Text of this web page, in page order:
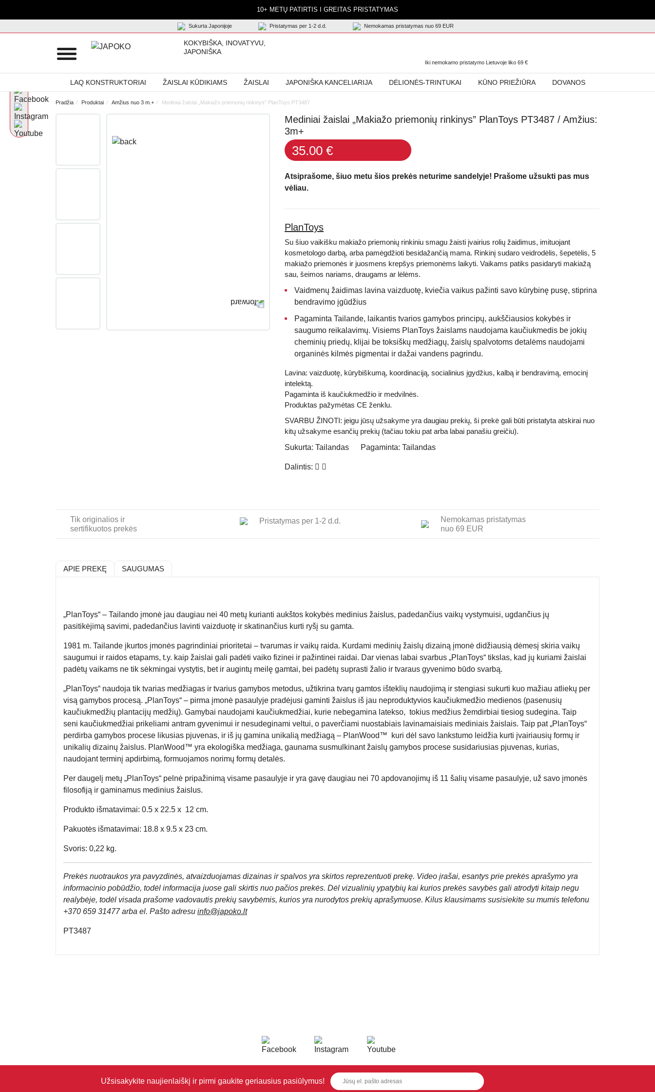
10+ METŲ PATIRTIS I GREITAS PRISTATYMAS
Sukurta Japonijoje Pristatymas per 1-2 d.d. Nemokamas pristatymas nuo 69 EUR
KOKYBIŠKA, INOVATYVU,
JAPONIŠKA
Iki nemokamo pristatymo Lietuvoje liko 69 €
LAQ KONSTRUKTORIAI ŽAISLAI KŪDIKIAMS ŽAISLAI JAPONIŠKA KANCELIARIJA DĖLIONĖS-TRINTUKAI KŪNO PRIEŽIŪRA DOVANOS
Pradžia Produktai Amžius nuo 3 m.+ Mediniai žaislai „Makiažo priemonių rinkinys” PlanToys PT3487
Mediniai žaislai „Makiažo priemonių rinkinys” PlanToys PT3487 / Amžius:
3m+
35.00 €
Atsiprašome, šiuo metu šios prekės neturime sandelyje! Prašome užsukti pas mus
vėliau.
PlanToys
Su šiuo vaikišku makiažo priemonių rinkiniu smagu žaisti įvairius rolių žaidimus, imituojant
kosmetologo darbą, arba pamėgdžioti besidažančią mama. Rinkinį sudaro veidrodėlis, šepetėlis, 5
makiažo priemonės ir juosmens krepšys priemonėms laikyti. Vaikams patiks pasidaryti makiažą
sau, šeimos nariams, draugams ar lėlėms.
Vaidmenų žaidimas lavina vaizduotę, kviečia vaikus pažinti savo kūrybinę pusę, stiprina
bendravimo įgūdžius
Pagaminta Tailande, laikantis tvarios gamybos principų, aukščiausios kokybės ir
saugumo reikalavimų. Visiems PlanToys žaislams naudojama kaučiukmedis be jokių
cheminių priedų, klijai be toksiškų medžiagų, žaislų spalvotoms detalėms naudojami
organinės kilmės pigmentai ir dažai vandens pagrindu.
Lavina: vaizduotę, kūrybiškumą, koordinaciją, socialinius įgydžius, kalbą ir bendravimą, emocinį
intelektą.
Pagaminta iš kaučiukmedžio ir medvilnės.
Produktas pažymėtas CE ženklu.
SVARBU ŽINOTI: jeigu jūsų užsakyme yra daugiau prekių, ši prekė gali būti pristatyta atskirai nuo
kitų užsakyme esančių prekių (tačiau tokiu pat arba labai panašiu greičiu).
Sukurta: Tailandas Pagaminta: Tailandas
Dalintis:
Tik originalios ir
sertifikuotos prekės
Pristatymas per 1-2 d.d.
Nemokamas pristatymas
nuo 69 EUR
APIE PREKĘ SAUGUMAS
„PlanToys“ – Tailando įmonė jau daugiau nei 40 metų kurianti aukštos kokybės medinius žaislus, padedančius vaikų vystymuisi, ugdančius jų
pasitikėjimą savimi, padedančius lavinti vaizduotę ir skatinančius kurti ryšį su gamta.
1981 m. Tailande įkurtos įmonės pagrindiniai prioritetai – tvarumas ir vaikų raida. Kurdami medinių žaislų dizainą įmonė didžiausią dėmesį skiria vaikų
saugumui ir raidos etapams, t.y. kaip žaislai gali padėti vaiko fizinei ir pažintinei raidai. Dar vienas labai svarbus „PlanToys“ tikslas, kad jų kuriami žaislai
padėtų vaikams ne tik sėkmingai vystytis, bet ir augintų meilę gamtai, bei padėtų suprasti žalio ir tvaraus gyvenimo būdo svarbą.
„PlanToys“ naudoja tik tvarias medžiagas ir tvarius gamybos metodus, užtikrina tvarų gamtos išteklių naudojimą ir stengiasi sukurti kuo mažiau atliekų per
visą gamybos procesą. „PlanToys“ – pirma įmonė pasaulyje pradėjusi gaminti žaislus iš jau neproduktyvios kaučiukmedžio medienos (pasenusių
kaučiukmedžių plantacijų medžių). Gamybai naudojami kaučiukmedžiai, kurie nebegamina latekso, tokius medžius žemdirbiai tiesiog sudegina. Taip
seni kaučiukmedžiai prikeliami antram gyvenimui ir nesudeginami veltui, o paverčiami nuostabiais lavinamaisiais mediniais žaislais. Taip pat „PlanToys“
perdirba gamybos procese likusias pjuvenas, ir iš jų gamina unikalią medžiagą – PlanWood™ kuri dėl savo lankstumo leidžia kurti įvairiausių formų ir
unikalių dizainų žaislus. PlanWood™ yra ekologiška medžiaga, gaunama susmulkinant žaislų gamybos procese susidariusias pjuvenas, kurias,
naudojant terminį apdirbimą, formuojamos norimų formų detalės.
Per daugelį metų „PlanToys“ pelnė pripažinimą visame pasaulyje ir yra gavę daugiau nei 70 apdovanojimų iš 11 šalių visame pasaulyje, už savo įmonės
filosofiją ir gaminamus medinius žaislus.
Produkto išmatavimai: 0.5 x 22.5 x 12 cm.
Pakuotės išmatavimai: 18.8 x 9.5 x 23 cm.
Svoris: 0,22 kg.
Prekės nuotraukos yra pavyzdinės, atvaizduojamas dizainas ir spalvos yra skirtos reprezentuoti prekę. Video įrašai, esantys prie prekės aprašymo yra
informacinio pobūdžio, todėl informacija juose gali skirtis nuo pačios prekės. Dėl vizualinių ypatybių kai kurios prekės savybės gali atrodyti kitaip negu
realybėje, todėl visada prašome vadovautis prekių savybėmis, kurios yra nurodytos prekių aprašymuose. Kilus klausimams susisiekite su mumis telefonu
+370 659 31477 arba el. Pašto adresu info@japoko.lt
PT3487
Užsisakykite naujienlaiškį ir pirmi gaukite geriausius pasiūlymus!